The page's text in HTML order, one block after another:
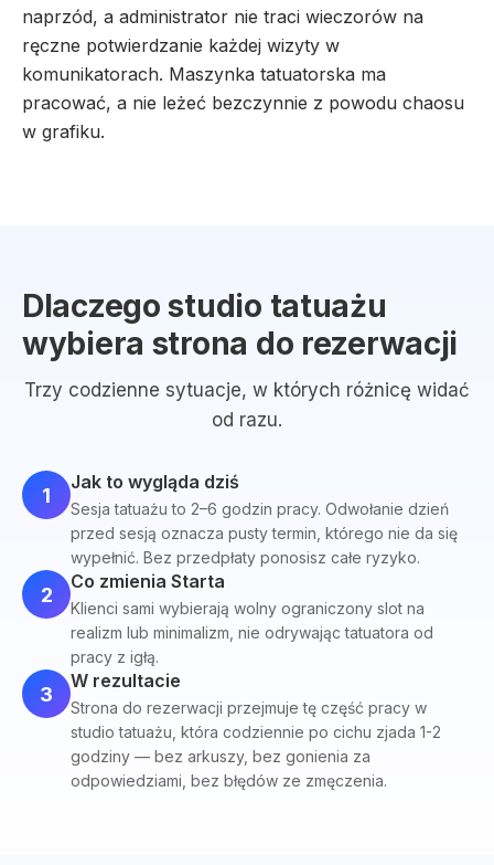
naprzód, a administrator nie traci wieczorów na
ręczne potwierdzanie każdej wizyty w
komunikatorach. Maszynka tatuatorska ma
pracować, a nie leżeć bezczynnie z powodu chaosu
w grafiku.
Dlaczego studio tatuażu
wybiera strona do rezerwacji
Trzy codzienne sytuacje, w których różnicę widać
od razu.
1
Jak to wygląda dziś
Sesja tatuażu to 2–6 godzin pracy. Odwołanie dzień
przed sesją oznacza pusty termin, którego nie da się
wypełnić. Bez przedpłaty ponosisz całe ryzyko.
2
Co zmienia Starta
Klienci sami wybierają wolny ograniczony slot na
realizm lub minimalizm, nie odrywając tatuatora od
pracy z igłą.
3
W rezultacie
Strona do rezerwacji przejmuje tę część pracy w
studio tatuażu, która codziennie po cichu zjada 1-2
godziny — bez arkuszy, bez gonienia za
odpowiedziami, bez błędów ze zmęczenia.